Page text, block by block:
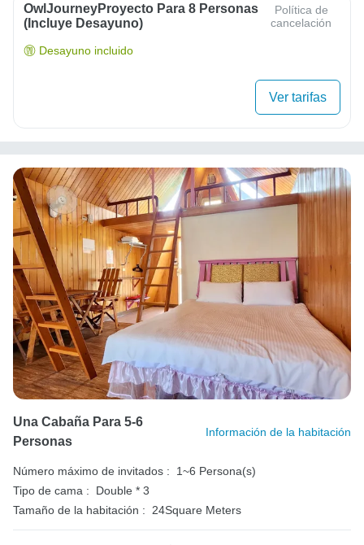
OwlJourneyProyecto Para 8 Personas
(Incluye Desayuno)
Política de
cancelación
Desayuno incluido
Ver tarifas
Una Cabaña Para 5-6
Personas
Información de la habitación
Número máximo de invitados :
1~6 Persona(s)
Tipo de cama :
Double * 3
Tamaño de la habitación :
24Square Meters